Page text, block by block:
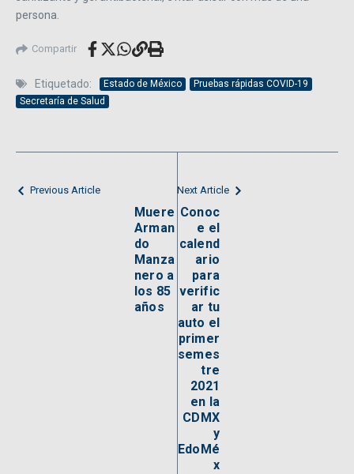
persona.
Compartir
Etiquetado: Estado de México
Pruebas rápidas COVID-19
Secretaría de Salud
Previous Article
Muere
Arman
do
Manza
nero a
los 85
años
Next Article
Conoc
e el
calend
ario
para
verific
ar tu
auto el
primer
semes
tre
2021
en la
CDMX
y
EdoMé
x